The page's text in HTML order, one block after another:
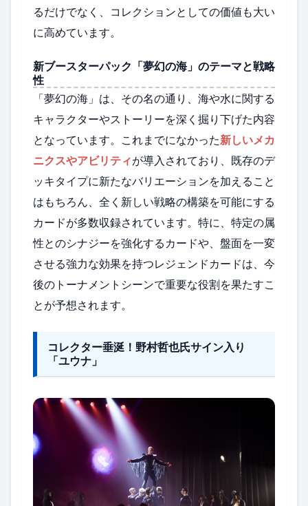
るだけでなく、コレクションとしての価値も大い
に高めています。
新ブースターパック「夢幻の海」のテーマと戦略
性
「夢幻の海」は、その名の通り、海や水に関する
キャラクターやストーリーを深く掘り下げた内容
となっています。これまでになかった新しいメカ
ニクスやアビリティが導入されており、既存のデ
ッキタイプに新たなバリエーションを加えること
はもちろん、全く新しい戦略の構築を可能にする
カードが多数収録されています。特に、特定の属
性とのシナジーを強化するカードや、盤面を一変
させる強力な効果を持つレジェンドカードは、今
後のトーナメントシーンで重要な役割を果たすこ
とが予想されます。
コレクター垂涎！野村哲也氏サイン入り
「ユウナ」